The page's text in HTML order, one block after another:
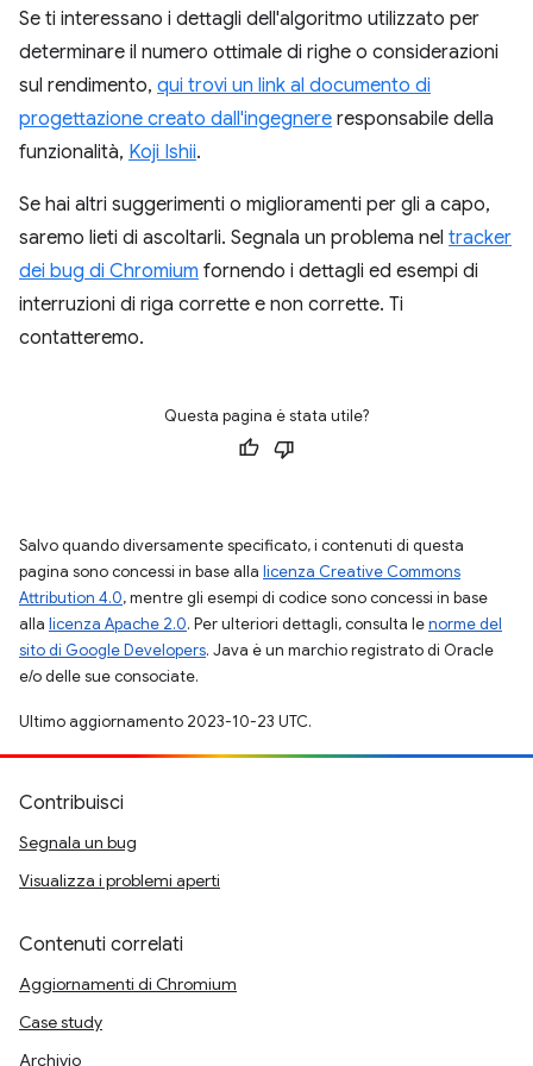
Se ti interessano i dettagli dell'algoritmo utilizzato per
determinare il numero ottimale di righe o considerazioni
sul rendimento, qui trovi un link al documento di
progettazione creato dall'ingegnere responsabile della
funzionalità, Koji Ishii.
Se hai altri suggerimenti o miglioramenti per gli a capo,
saremo lieti di ascoltarli. Segnala un problema nel tracker
dei bug di Chromium fornendo i dettagli ed esempi di
interruzioni di riga corrette e non corrette. Ti
contatteremo.
Questa pagina è stata utile?
Salvo quando diversamente specificato, i contenuti di questa
pagina sono concessi in base alla licenza Creative Commons
Attribution 4.0, mentre gli esempi di codice sono concessi in base
alla licenza Apache 2.0. Per ulteriori dettagli, consulta lenorme del
sito di Google Developers. Java è un marchio registrato di Oracle
e/o delle sue consociate.
Ultimo aggiornamento 2023-10-23 UTC.
Contribuisci
Segnala un bug
Visualizza i problemi aperti
Contenuti correlati
Aggiornamenti di Chromium
Case study
Archivio